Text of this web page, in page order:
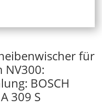
für
NV300:
BOSCH
309 S